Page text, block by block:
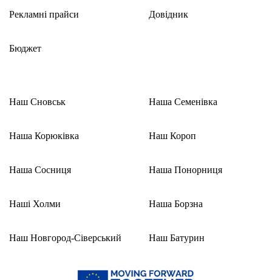
Рекламні прайси
Бюджет
Довідник
Наш Сновськ
Наша Корюківка
Наша Сосниця
Наші Холми
Наш Новгород-Сіверський
Наша Семенівка
Наш Короп
Наша Понорниця
Наша Борзна
Наш Батурин